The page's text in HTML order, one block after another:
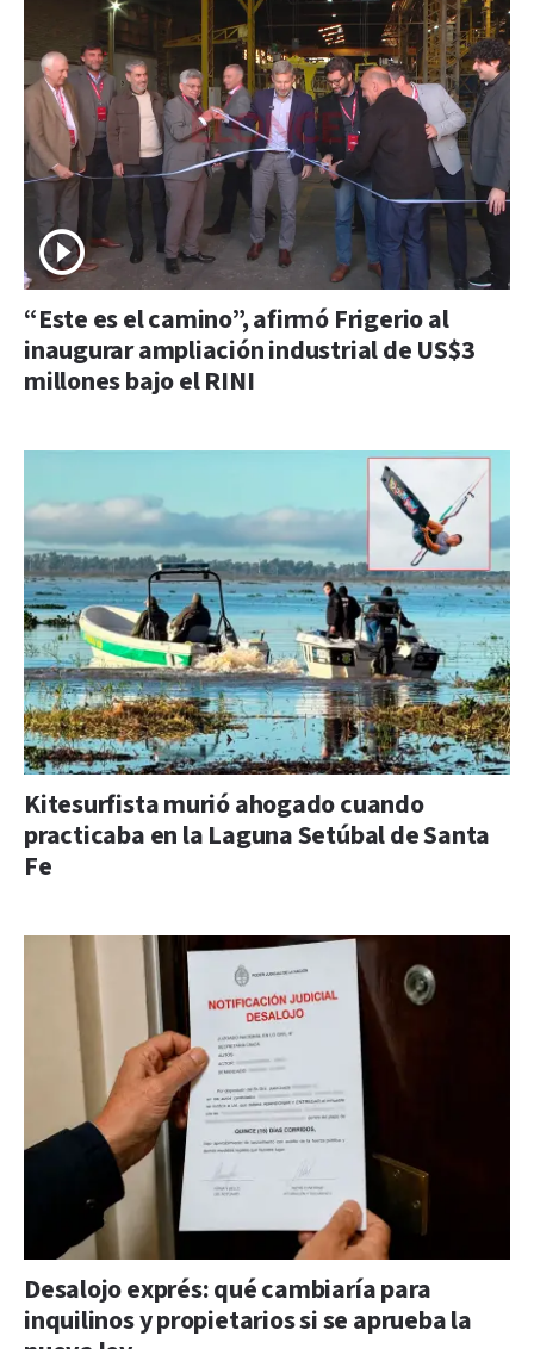
“Este es el camino”, afirmó Frigerio al
inaugurar ampliación industrial de US$3
millones bajo el RINI
Kitesurfista murió ahogado cuando
practicaba en la Laguna Setúbal de Santa
Fe
Desalojo exprés: qué cambiaría para
inquilinos y propietarios si se aprueba la